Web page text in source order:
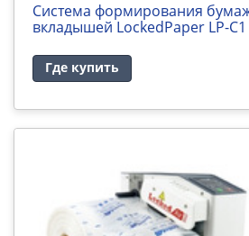
Система формирования
вкладышей LockedPaper LP-C1
Где купить